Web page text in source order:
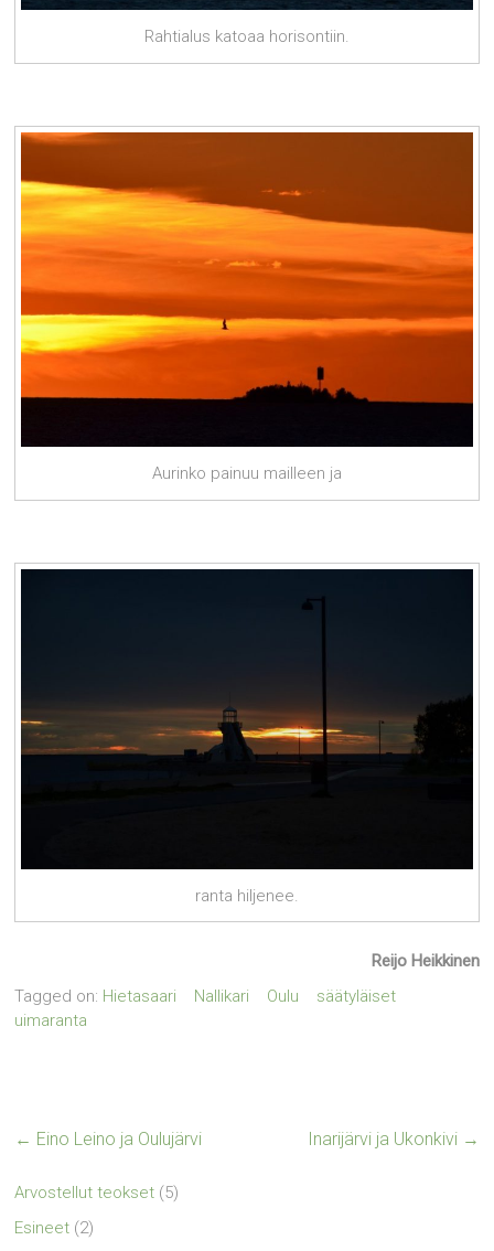
Rahtialus katoaa horisontiin.
Aurinko painuu mailleen ja
ranta hiljenee.
Reijo Heikkinen
Tagged on: Hietasaari Nallikari Oulu
säätyläiset
uimaranta
← Eino Leino ja Oulujärvi Inarijärvi ja Ukonkivi →
Arvostellut teokset (5)
Esineet (2)